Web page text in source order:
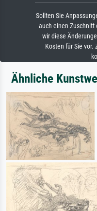
Sollten Sie
auch einen Zuschnitt
wir diese
Kosten für Sie vor.
Ähnliche